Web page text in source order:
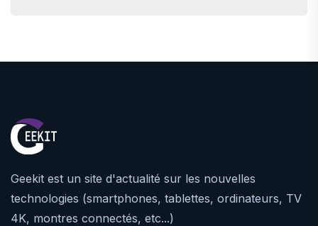
Geekit est un site d'actualité sur les nouvelles
technologies (smartphones, tablettes, ordinateurs, TV
4K, montres connectés, etc...)